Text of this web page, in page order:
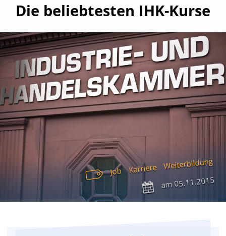
Die beliebtesten IHK-Kurse
Job Karriere Weiterbildung
am05.11.2015